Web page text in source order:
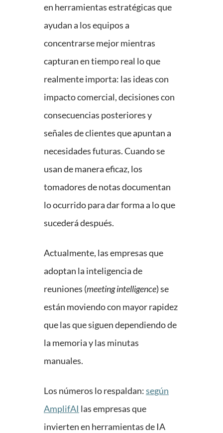
en herramientas estratégicas que
ayudan a los equipos a
concentrarse mejor mientras
capturan en tiempo real lo que
realmente importa: las ideas con
impacto comercial, decisiones con
consecuencias posteriores y
señales de clientes que apuntan a
necesidades futuras. Cuando se
usan de manera eficaz, los
tomadores de notas documentan
lo ocurrido para dar forma a lo que
sucederá después.
Actualmente, las empresas que
adoptan la inteligencia de
reuniones (meeting intelligence) se
están moviendo con mayor rapidez
que las que siguen dependiendo de
la memoria y las minutas
manuales.
Los números lo respaldan:según
AmplifAI las empresas que
invierten en herramientas de IA